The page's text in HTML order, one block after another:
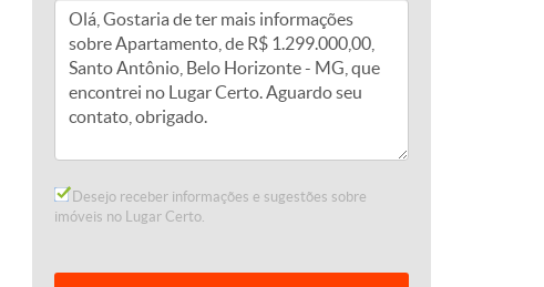
Desejo receber informações e sugestões sobre
imóveis no Lugar Certo.